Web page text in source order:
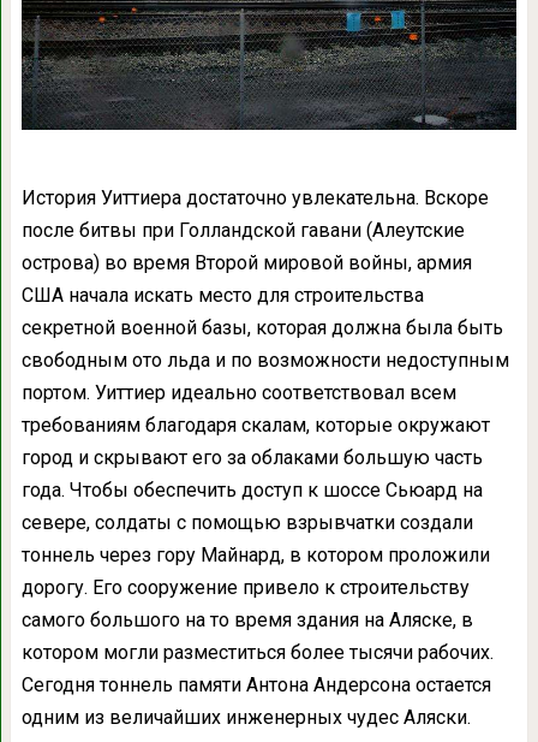
История Уиттиера достаточно увлекательна. Вскоре
после битвы при Голландской гавани (Алеутские
острова) во время Второй мировой войны, армия
США начала искать место для строительства
секретной военной базы, которая должна была быть
свободным ото льда и по возможности недоступным
портом. Уиттиер идеально соответствовал всем
требованиям благодаря скалам, которые окружают
город и скрывают его за облаками большую часть
года. Чтобы обеспечить доступ к шоссе Сьюард на
севере, солдаты с помощью взрывчатки создали
тоннель через гору Майнард, в котором проложили
дорогу. Его сооружение привело к строительству
самого большого на то время здания на Аляске, в
котором могли разместиться более тысячи рабочих.
Сегодня тоннель памяти Антона Андерсона остается
одним из величайших инженерных чудес Аляски.